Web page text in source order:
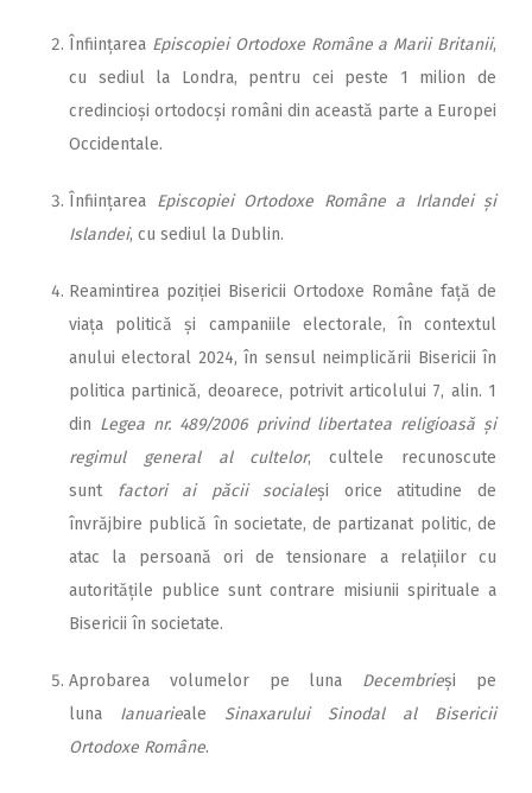
Înființarea Episcopiei Ortodoxe Române a Marii Britanii,
cu sediul la Londra, pentru cei peste 1 milion de
credincioși ortodocși români din această parte a Europei
Occidentale.
Înființarea Episcopiei Ortodoxe Române a Irlandei și
Islandei, cu sediul la Dublin.
Reamintirea poziției Bisericii Ortodoxe Române față de
viața politică și campaniile electorale, în contextul
anului electoral 2024, în sensul neimplicării Bisericii în
politica partinică, deoarece, potrivit articolului 7, alin. 1
din Legea nr. 489/2006 privind libertatea religioasă și
regimul general al cultelor, cultele recunoscute
sunt factori ai păcii socialeși orice atitudine de
învrăjbire publică în societate, de partizanat politic, de
atac la persoană ori de tensionare a relațiilor cu
autoritățile publice sunt contrare misiunii spirituale a
Bisericii în societate.
Aprobarea volumelor pe luna Decembrieși pe
luna Ianuarieale Sinaxarului Sinodal al Bisericii
Ortodoxe Române.